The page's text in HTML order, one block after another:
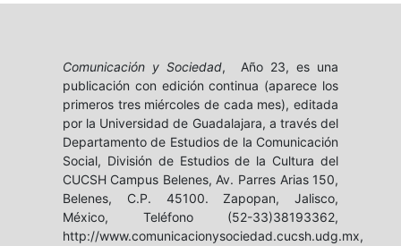
Comunicación y Sociedad, Año 23, es una
publicación con edición continua (aparece los
primeros tres miércoles de cada mes), editada
por la Universidad de Guadalajara, a través del
Departamento de Estudios de la Comunicación
Social, División de Estudios de la Cultura del
CUCSH Campus Belenes, Av. Parres Arias 150,
Belenes, C.P. 45100. Zapopan, Jalisco,
México, Teléfono (52-33)38193362,
http://www.comunicacionysociedad.cucsh.udg.mx,